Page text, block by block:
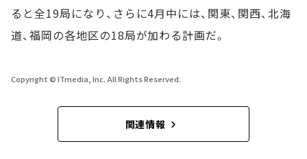
ると全19局になり、さらに4月中には、関東、関西、北海
道、福岡の各地区の18局が加わる計画だ。
Copyright © ITmedia, Inc. All Rights Reserved.
関連情報